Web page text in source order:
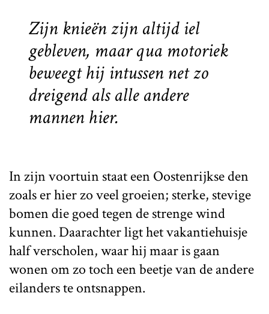
Zijn knieën zijn altijd iel
gebleven, maar qua motoriek
beweegt hij intussen net zo
dreigend als alle andere
mannen hier.
In zijn voortuin staat een Oostenrijkse den
zoals er hier zo veel groeien; sterke, stevige
bomen die goed tegen de strenge wind
kunnen. Daarachter ligt het vakantiehuisje
half verscholen, waar hij maar is gaan
wonen om zo toch een beetje van de andere
eilanders te ontsnappen.